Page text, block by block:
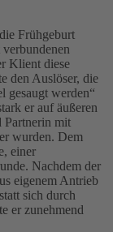
Frühgeburt
Klient diese
den Auslöser, die
gesaugt werden“
er auf äußeren
Partnerin mit
wurden. Dem
einer
Nachdem der
eigenem Antrieb
sich durch
er zunehmend